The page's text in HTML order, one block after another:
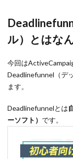
ル）とはな
今回は
Deadlinefunnel（デ
ます。
Deadlinefunnelとは
ーソフト） です。